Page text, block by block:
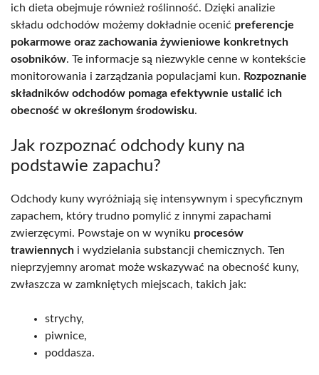
ich dieta obejmuje również roślinność. Dzięki analizie
składu odchodów możemy dokładnie ocenić preferencje
pokarmowe oraz zachowania żywieniowe konkretnych
osobników. Te informacje są niezwykle cenne w kontekście
monitorowania i zarządzania populacjami kun. Rozpoznanie
składników odchodów pomaga efektywnie ustalić ich
obecność w określonym środowisku.
Jak rozpoznać odchody kuny na
podstawie zapachu?
Odchody kuny wyróżniają się intensywnym i specyficznym
zapachem, który trudno pomylić z innymi zapachami
zwierzęcymi. Powstaje on w wyniku procesów
trawiennych i wydzielania substancji chemicznych. Ten
nieprzyjemny aromat może wskazywać na obecność kuny,
zwłaszcza w zamkniętych miejscach, takich jak:
strychy,
piwnice,
poddasza.